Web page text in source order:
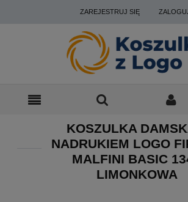
ZAREJESTRUJ SIĘ
KOSZULKA
NADRUKIEM LOGO
MALFINI BASIC
LIMONKOWA